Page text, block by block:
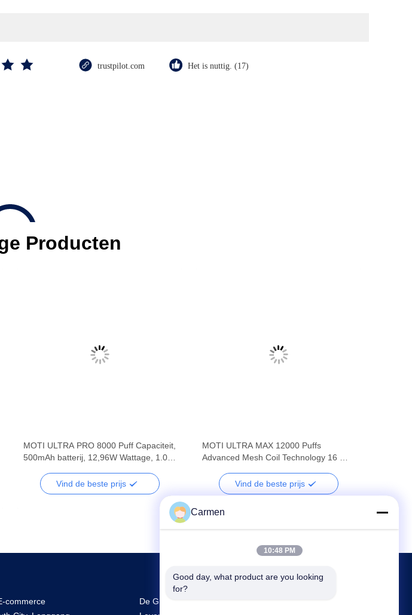
trustpilot.com Het is nuttig. (17)
Producten
MOTI ULTRA PRO 8000 Puff Capaciteit,
500mAh batterij, 12,96W Wattage, 1.0Ω
Vind de beste prijs
MOTI ULTRA MAX 12000 Puffs
Advanced Mesh Coil Technology 16 ml
oplaadbare 500mAh batterij
Vind de beste prijs
commerce
De Grootste R & D En Productie Vozol Vape
Carmen
10:48 PM
Good day, what product are you looking
for?